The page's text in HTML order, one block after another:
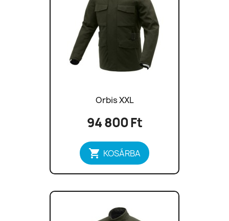
Orbis XXL
94 800 Ft
 KOSÁRBA